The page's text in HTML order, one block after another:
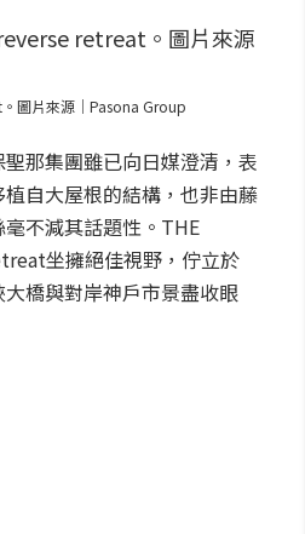
。圖片來源｜Pasona Group
那集團雖已向日媒澄清，表
自大屋根的結構，也非由藤
不減其話題性。THE
坐擁絕佳視野，佇立於
橋與對岸神戶市景盡收眼